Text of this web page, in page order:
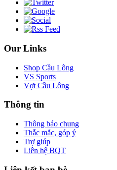
Our Links
Shop Cầu Lông
VS Sports
Vợt Cầu Lông
Thông tin
Thông báo chung
Thắc mắc, góp ý
Trợ giúp
Liên hệ BQT